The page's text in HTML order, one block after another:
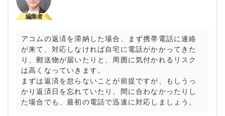
アコムの返済を滞納した場合、まず携帯電話に連絡
が来て、対応しなければ自宅に電話がかかってきた
り、郵送物が届いたりと、周囲に気付かれるリスク
は高くなっていきます。
まずは返済を怠らないことが前提ですが、もしうっ
かり返済日を忘れていたり、間に合わなかったりし
た場合でも、最初の電話で迅速に対応しましょう。